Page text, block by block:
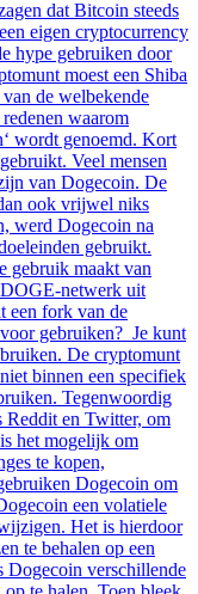
dat Bitcoin steeds
eigen cryptocurrency
hype gebruiken door
moest een Shiba
de welbekende
waarom
wordt genoemd. Kort
Veel mensen
van Dogecoin. De
ook vrijwel niks
werd Dogecoin na
gebruikt.
gebruik maakt van
netwerk uit
een fork van de
gebruiken? Je kunt
De cryptomunt
binnen een specifiek
Tegenwoordig
Reddit en Twitter, om
het mogelijk om
te kopen,
Dogecoin om
een volatiele
Het is hierdoor
te behalen op een
Dogecoin verschillende